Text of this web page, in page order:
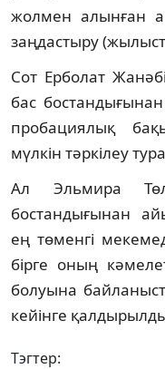
жолмен алынған
заңдастыру
Сот Ерболат
бас
пробациялық
мүлкін тәркілеу
Ал Эльмира
бостандығынан
ең төменгі
бірге оның
болуына
кейінге
Тэгтер: